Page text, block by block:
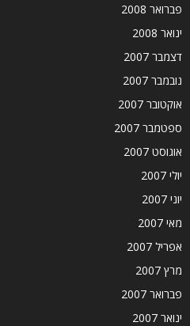
פברואר 2008
ינואר 2008
דצמבר 2007
נובמבר 2007
אוקטובר 2007
ספטמבר 2007
אוגוסט 2007
יולי 2007
יוני 2007
מאי 2007
אפריל 2007
מרץ 2007
פברואר 2007
ינואר 2007